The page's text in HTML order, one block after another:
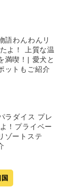
語わんわんリ
よ！ 上質な温
満喫！| 愛犬と
ットもご紹介
ラダイス プレ
！プライベー
ゾートステ